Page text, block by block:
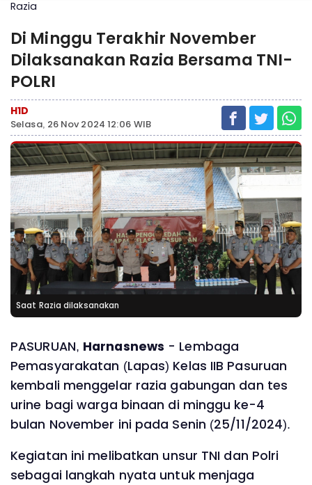
Razia
Di Minggu Terakhir November
Dilaksanakan Razia Bersama TNI-
POLRI
H1D
Selasa, 26 Nov 2024 12:06 WIB
Saat Razia dilaksanakan
PASURUAN, Harnasnews - Lembaga
Pemasyarakatan (Lapas) Kelas IIB Pasuruan
kembali menggelar razia gabungan dan tes
urine bagi warga binaan di minggu ke-4
bulan November ini pada Senin (25/11/2024).
Kegiatan ini melibatkan unsur TNI dan Polri
sebagai langkah nyata untuk menjaga